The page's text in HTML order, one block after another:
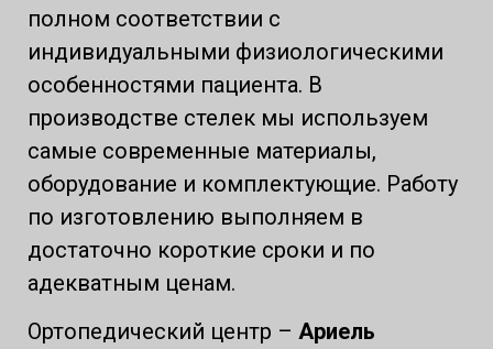
полном соответствии с
индивидуальными физиологическими
особенностями пациента. В
производстве стелек мы используем
самые современные материалы,
оборудование и комплектующие. Работу
по изготовлению выполняем в
достаточно короткие сроки и по
адекватным ценам.
Ортопедический центр – Ариель